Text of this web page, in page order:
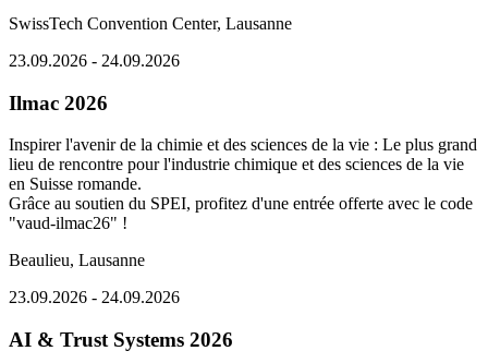
SwissTech Convention Center, Lausanne
23.09.2026 - 24.09.2026
Ilmac 2026
Inspirer l'avenir de la chimie et des sciences de la vie : Le plus grand
lieu de rencontre pour l'industrie chimique et des sciences de la vie
en Suisse romande.
Grâce au soutien du SPEI, profitez d'une entrée offerte avec le code
"vaud-ilmac26" !
Beaulieu, Lausanne
23.09.2026 - 24.09.2026
AI & Trust Systems 2026